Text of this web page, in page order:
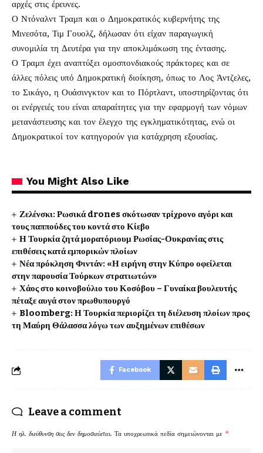
αρχές στις έρευνες.
Ο Ντόναλντ Τραμπ και ο Δημοκρατικός κυβερνήτης της
Μινεσότα, Τιμ Γουολζ, δήλωσαν ότι είχαν παραγωγική
συνομιλία τη Δευτέρα για την αποκλιμάκωση της έντασης.
Ο Τραμπ έχει αναπτύξει ομοσπονδιακούς πράκτορες και σε
άλλες πόλεις υπό Δημοκρατική διοίκηση, όπως το Λος Άντζελες,
το Σικάγο, η Ουάσινγκτον και το Πόρτλαντ, υποστηρίζοντας ότι
οι ενέργειές του είναι απαραίτητες για την εφαρμογή των νόμων
μετανάστευσης και τον έλεγχο της εγκληματικότητας, ενώ οι
Δημοκρατικοί τον κατηγορούν για κατάχρηση εξουσίας.
You Might Also Like
Ζελένσκι: Ρωσικά drones σκότωσαν τρίχρονο αγόρι και
τους παππούδες του κοντά στο Κίεβο
Η Τουρκία ζητά μορατόριουμ Ρωσίας-Ουκρανίας στις
επιθέσεις κατά εμπορικών πλοίων
Νέα πρόκληση Φιντάν: «Η ειρήνη στην Κύπρο οφείλεται
στην παρουσία Τούρκων στρατιωτών»
Χάος στο κοινοβούλιο του Κοσόβου – Γυναίκα βουλευτής
πέταξε αυγά στον πρωθυπουργό
Bloomberg: Η Τουρκία περιορίζει τη διέλευση πλοίων προς
τη Μαύρη Θάλασσα λόγω των αυξημένων επιθέσων
Facebook
Leave a comment
Η ηλ. διεύθυνση σας δεν δημοσιεύεται. Τα υποχρεωτικά πεδία σημειώνονται με *